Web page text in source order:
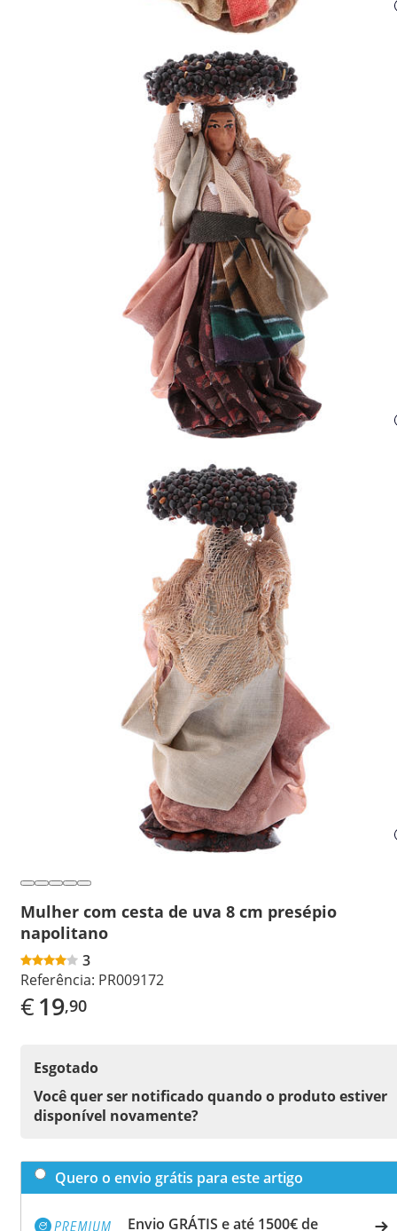
Mulher com cesta de uva 8 cm presépio
napolitano
3
Referência: PR009172
€19,90
Esgotado
Você quer ser notificado quando o produto estiver
disponível novamente?
Quero o envio grátis para este artigo
Envio GRÁTIS e até 1500€ de